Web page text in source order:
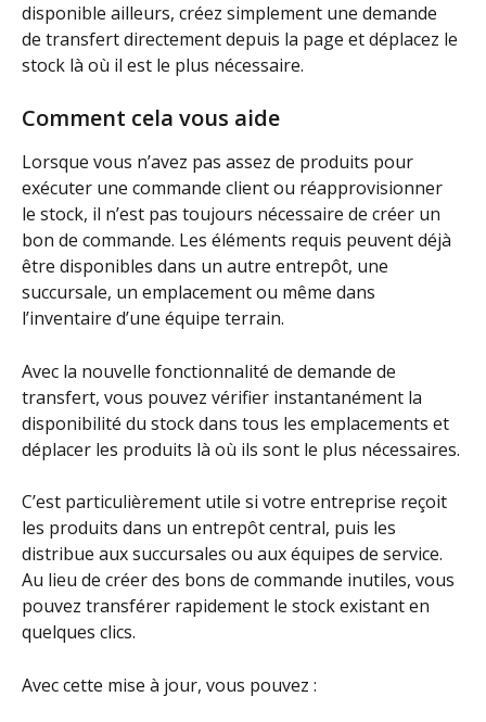
disponible ailleurs, créez simplement une demande
de transfert directement depuis la page et déplacez le
stock là où il est le plus nécessaire.
Comment cela vous aide
Lorsque vous n’avez pas assez de produits pour
exécuter une commande client ou réapprovisionner
le stock, il n’est pas toujours nécessaire de créer un
bon de commande. Les éléments requis peuvent déjà
être disponibles dans un autre entrepôt, une
succursale, un emplacement ou même dans
l’inventaire d’une équipe terrain.
Avec la nouvelle fonctionnalité de demande de
transfert, vous pouvez vérifier instantanément la
disponibilité du stock dans tous les emplacements et
déplacer les produits là où ils sont le plus nécessaires.
C’est particulièrement utile si votre entreprise reçoit
les produits dans un entrepôt central, puis les
distribue aux succursales ou aux équipes de service.
Au lieu de créer des bons de commande inutiles, vous
pouvez transférer rapidement le stock existant en
quelques clics.
Avec cette mise à jour, vous pouvez :